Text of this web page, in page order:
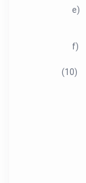
e)
f)
(10)